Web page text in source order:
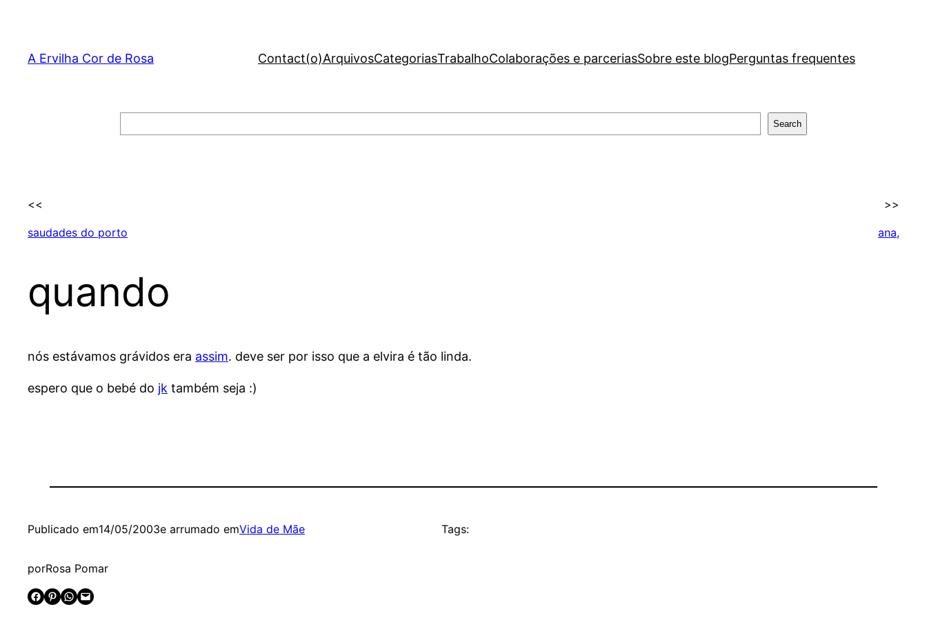
content
A Ervilha Cor de Rosa Contact(o)ArquivosCategoriasTrabalhoColaborações e parceriasSobre este blogPerguntas frequentes
Search
<<
saudades do porto
>>
ana,
quando
nós estávamos grávidos era assim. deve ser por isso que a elvira é tão linda.
espero que o bebé do jk também seja :)
Publicado em14/05/2003e arrumado emVida de Mãe
porRosa Pomar
Share on Facebook
Share on Pinterest Share on WhatsApp Email this Page
Tags: